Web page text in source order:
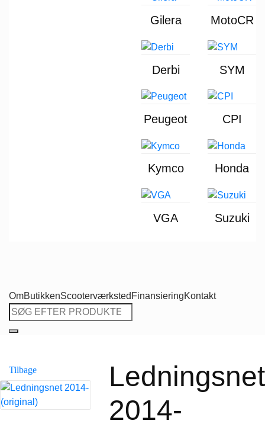
Gilera MotoCR
Derbi SYM
Peugeot CPI
Kymco Honda
VGA Suzuki
OmButikkenScooterværksted FinansieringKontakt
Søg
efter:
Tilbage
Ledningsnet
2014-